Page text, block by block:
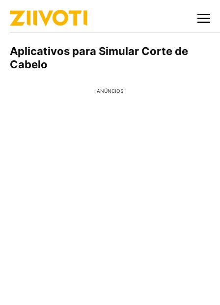
Aplicativos para Simular Corte de
Cabelo
ANÚNCIOS